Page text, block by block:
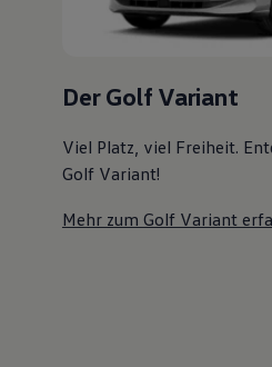
Volkswagen R
Pannen- und Unfallhilfe
Golf Variant!